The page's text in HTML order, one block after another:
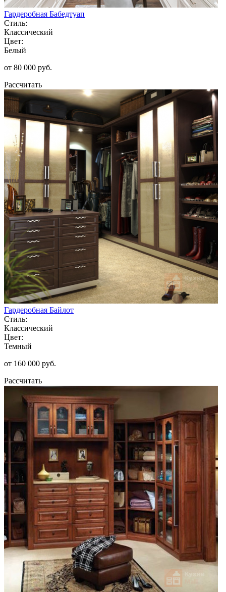
Гардеробная Бабедтуап
Стиль:
Классический
Цвет:
Белый
от 80 000 руб.
Рассчитать
Гардеробная Байлот
Стиль:
Классический
Цвет:
Темный
от 160 000 руб.
Рассчитать